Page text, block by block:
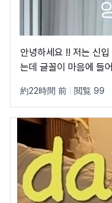
안녕하세요 !! 저는 신입 캡컷
는데 글꼴이 마음에 들어서 이
이 글꼴 가지고싶어요 ㅠ
約22時間 前 閲覧 99